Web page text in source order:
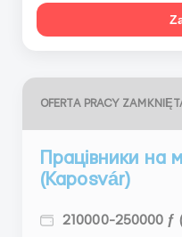
OFERTA PRACY
Працівники на
(Kaposvár)
210000-250000 ƒ